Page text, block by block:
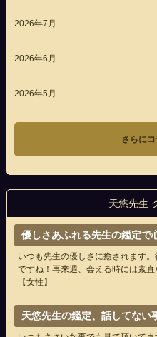
2026年7月
2026年6月
2026年5月
さらに
天悠先生
優しさあふれる先生の鑑定で
いつも先生の優しさに癒されます
ですね！再来週、会える時には素直
【女性】
天悠先生の鑑定、話してない